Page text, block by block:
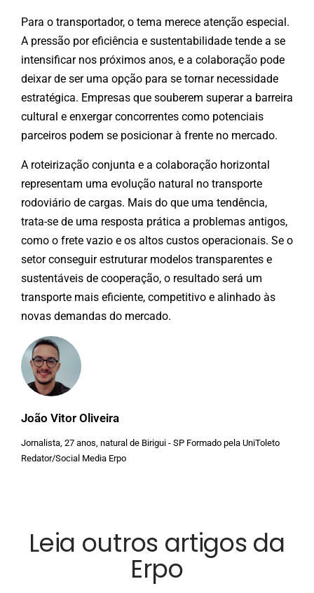
João Vitor Oliveira
Jornalista, 27 anos, natural de Birigui - SP Formado pela UniToleto
Redator/Social Media Erpo
Para o transportador, o tema merece atenção especial.
A pressão por eficiência e sustentabilidade tende a se
intensificar nos próximos anos, e a colaboração pode
deixar de ser uma opção para se tornar necessidade
estratégica. Empresas que souberem superar a barreira
cultural e enxergar concorrentes como potenciais
parceiros podem se posicionar à frente no mercado.
A roteirização conjunta e a colaboração horizontal
representam uma evolução natural no transporte
rodoviário de cargas. Mais do que uma tendência,
trata-se de uma resposta prática a problemas antigos,
como o frete vazio e os altos custos operacionais. Se o
setor conseguir estruturar modelos transparentes e
sustentáveis de cooperação, o resultado será um
transporte mais eficiente, competitivo e alinhado às
novas demandas do mercado.
Leia outros artigos da
Erpo